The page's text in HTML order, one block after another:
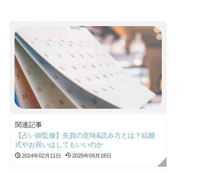
関連記事
【占い師監修】先負の意味&読み方とは？結婚
式やお祝いはしてもいいのか
2024年02月11日 2025年09月18日